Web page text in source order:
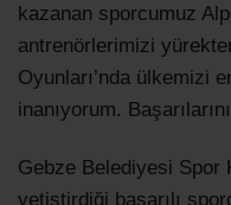
kazanan sporcumuz
antrenörlerimizi
Oyunları’nda ülkemizi
inanıyorum.
Gebze Belediyesi Spor
yetiştirdiği başarılı